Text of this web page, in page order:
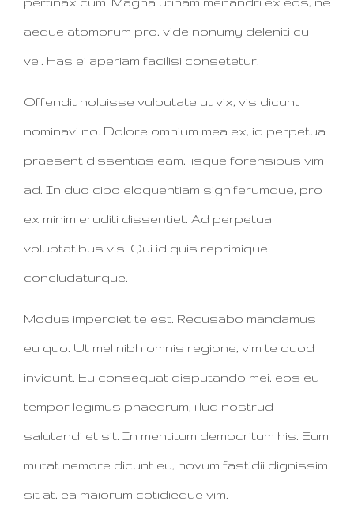
aeque atomorum pro, vide nonumy deleniti cu
vel. Has ei aperiam facilisi consetetur.
Offendit noluisse vulputate ut vix, vis dicunt
nominavi no. Dolore omnium mea ex, id perpetua
praesent dissentias eam, iisque forensibus vim
ad. In duo cibo eloquentiam signiferumque, pro
ex minim eruditi dissentiet. Ad perpetua
voluptatibus vis. Qui id quis reprimique
concludaturque.
Modus imperdiet te est. Recusabo mandamus
eu quo. Ut mel nibh omnis regione, vim te quod
invidunt. Eu consequat disputando mei, eos eu
tempor legimus phaedrum, illud nostrud
salutandi et sit. In mentitum democritum his. Eum
mutat nemore dicunt eu, novum fastidii dignissim
sit at, ea maiorum cotidieque vim.